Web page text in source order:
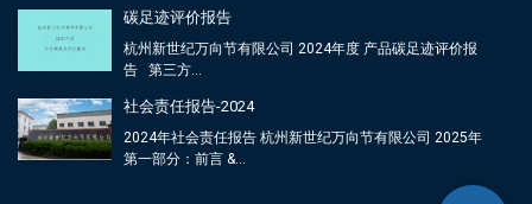
碳足迹评价报告
杭州新世纪万向节有限公司 2024年度 产品碳足迹评价报
告 第三方...
社会责任报告-2024
2024年社会责任报告 杭州新世纪万向节有限公司 2025年
第一部分：前言 &...